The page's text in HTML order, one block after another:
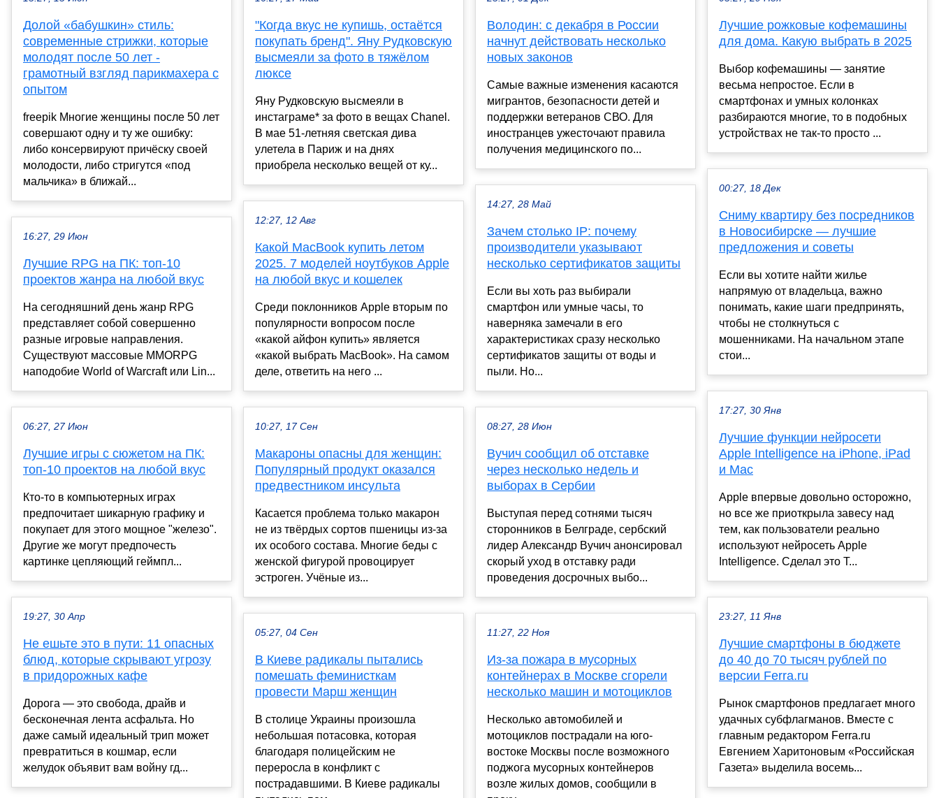
Долой «бабушкин» стиль:
современные стрижки, которые
молодят после 50 лет -
грамотный взгляд парикмахера с
опытом
freepik Многие женщины после 50 лет
совершают одну и ту же ошибку:
либо консервируют причёску своей
молодости, либо стригутся «под
мальчика» в ближай...
16:27, 29 Июн
Лучшие RPG на ПК: топ-10
проектов жанра на любой вкус
На сегодняшний день жанр RPG
представляет собой совершенно
разные игровые направления.
Существуют массовые MMORPG
наподобие World of Warcraft или Lin...
06:27, 27 Июн
Лучшие игры с сюжетом на ПК:
топ-10 проектов на любой вкус
Кто-то в компьютерных играх
предпочитает шикарную графику и
покупает для этого мощное "железо".
Другие же могут предпочесть
картинке цепляющий геймпл...
19:27, 30 Апр
Не ешьте это в пути: 11 опасных
блюд, которые скрывают угрозу
в придорожных кафе
Дорога — это свобода, драйв и
бесконечная лента асфальта. Но
даже самый идеальный трип может
превратиться в кошмар, если
желудок объявит вам войну гд...
"Когда вкус не купишь, остаётся
покупать бренд". Яну Рудковскую
высмеяли за фото в тяжёлом
люксе
Яну Рудковскую высмеяли в
инстаграме* за фото в вещах Chanel.
В мае 51-летняя светская дива
улетела в Париж и на днях
приобрела несколько вещей от ку...
12:27, 12 Авг
Какой MacBook купить летом
2025. 7 моделей ноутбуков Apple
на любой вкус и кошелек
Среди поклонников Apple вторым по
популярности вопросом после
«какой айфон купить» является
«какой выбрать MacBook». На самом
деле, ответить на него ...
10:27, 17 Сен
Макароны опасны для женщин:
Популярный продукт оказался
предвестником инсульта
Касается проблема только макарон
не из твёрдых сортов пшеницы из-за
их особого состава. Многие беды с
женской фигурой провоцирует
эстроген. Учёные из...
05:27, 04 Сен
В Киеве радикалы пытались
помешать феминисткам
провести Марш женщин
В столице Украины произошла
небольшая потасовка, которая
благодаря полицейским не
переросла в конфликт с
пострадавшими. В Киеве радикалы
Володин: с декабря в России
начнут действовать несколько
новых законов
Самые важные изменения касаются
мигрантов, безопасности детей и
поддержки ветеранов СВО. Для
иностранцев ужесточают правила
получения медицинского по...
14:27, 28 Май
Зачем столько IP: почему
производители указывают
несколько сертификатов защиты
Если вы хоть раз выбирали
смартфон или умные часы, то
наверняка замечали в его
характеристиках сразу несколько
сертификатов защиты от воды и
пыли. Но...
08:27, 28 Июн
Вучич сообщил об отставке
через несколько недель и
выборах в Сербии
Выступая перед сотнями тысяч
сторонников в Белграде, сербский
лидер Александр Вучич анонсировал
скорый уход в отставку ради
проведения досрочных выбо...
11:27, 22 Ноя
Из-за пожара в мусорных
контейнерах в Москве сгорели
несколько машин и мотоциклов
Несколько автомобилей и
мотоциклов пострадали на юго-
востоке Москвы после возможного
поджога мусорных контейнеров
возле жилых домов, сообщили в
Лучшие рожковые кофемашины
для дома. Какую выбрать в 2025
Выбор кофемашины — занятие
весьма непростое. Если в
смартфонах и умных колонках
разбираются многие, то в подобных
устройствах не так-то просто ...
00:27, 18 Дек
Сниму квартиру без посредников
в Новосибирске — лучшие
предложения и советы
Если вы хотите найти жилье
напрямую от владельца, важно
понимать, какие шаги предпринять,
чтобы не столкнуться с
мошенниками. На начальном этапе
стои...
17:27, 30 Янв
Лучшие функции нейросети
Apple Intelligence на iPhone, iPad
и Mac
Apple впервые довольно осторожно,
но все же приоткрыла завесу над
тем, как пользователи реально
используют нейросеть Apple
Intelligence. Сделал это Т...
23:27, 11 Янв
Лучшие смартфоны в бюджете
до 40 до 70 тысяч рублей по
версии Ferra.ru
Рынок смартфонов предлагает много
удачных субфлагманов. Вместе с
главным редактором Ferra.ru
Евгением Харитоновым «Российская
Газета» выделила восемь...